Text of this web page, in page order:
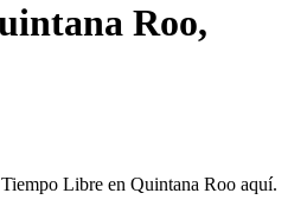
Roo,
Libre en Quintana Roo aquí.